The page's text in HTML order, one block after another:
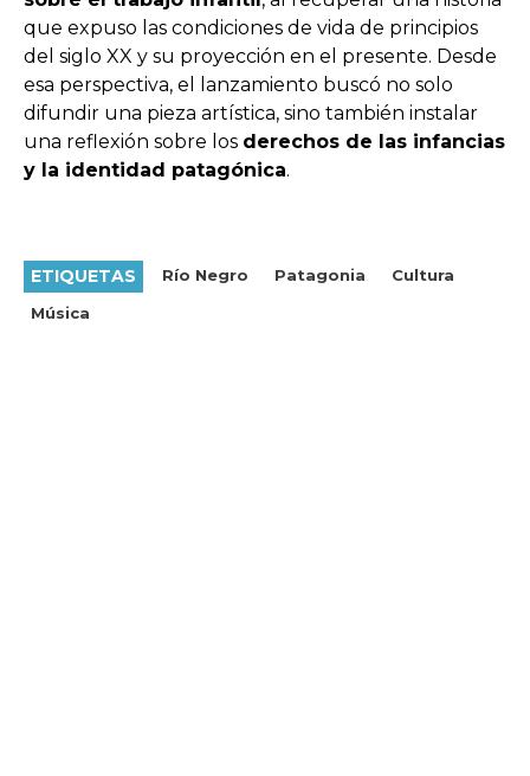
que expuso las condiciones de vida de principios
del siglo XX y su proyección en el presente. Desde
esa perspectiva, el lanzamiento buscó no solo
difundir una pieza artística, sino también instalar
una reflexión sobre los derechos de las infancias
y la identidad patagónica.
ETIQUETAS Río Negro Patagonia
Cultura
Música